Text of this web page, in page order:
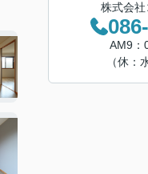
株式会
AM9：
（休：